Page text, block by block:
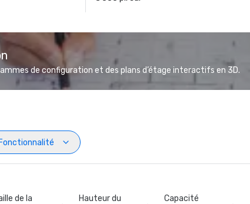
de configuration et des plans d’étage interactifs en 3D.
Fonctionnalité
de la
Hauteur du
Capacité